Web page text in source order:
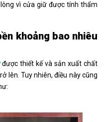
vì cửa giữ được tính thẩm
khoảng bao nhiêu
được thiết kế và sản xuất chất
lên. Tuy nhiên, điều này cũng